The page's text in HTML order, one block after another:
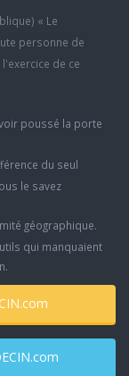
« Le
personne de
de ce
poussé la porte
du seul
le savez
géographique.
qui manquaient